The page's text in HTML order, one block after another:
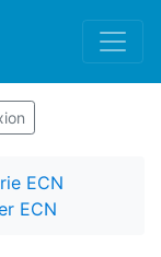
ECN
ECN